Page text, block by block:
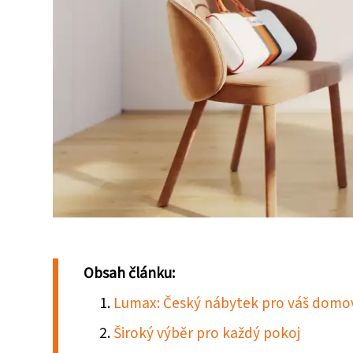
Obsah článku:
Lumax: Český nábytek pro váš
Široký výběr pro každý pokoj